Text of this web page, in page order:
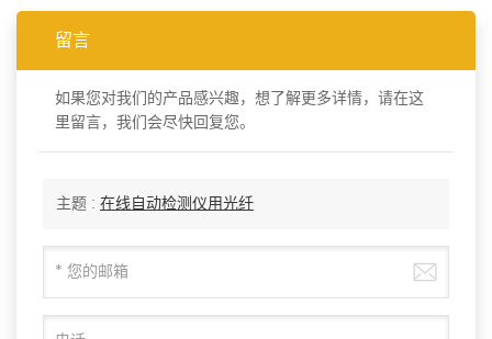
留言
如果您对我们的产品感兴趣，想了解更多详情，请在这
里留言，我们会尽快回复您。
主题 : 在线自动检测仪用光纤